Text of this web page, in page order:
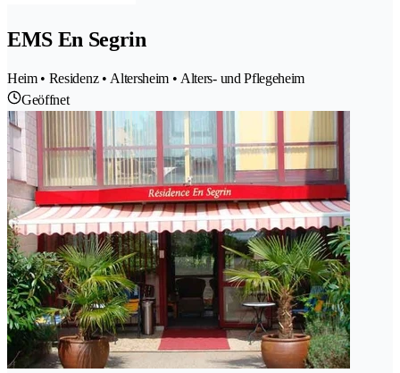
EMS En Segrin
Heim • Residenz • Altersheim • Alters- und Pflegeheim
Geöffnet